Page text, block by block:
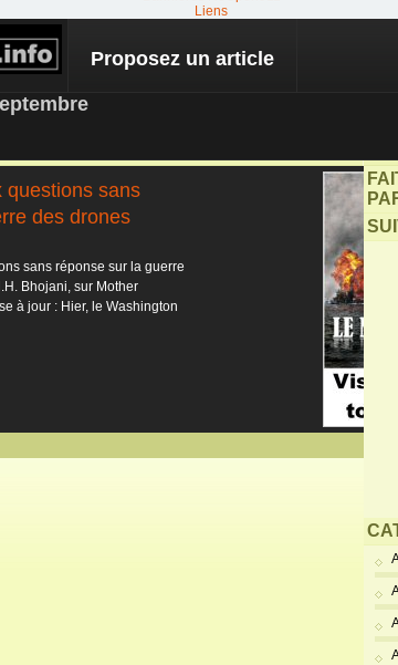
Liens
Proposez un article
questions sans
des drones
sans réponse sur la guerre
Bhojani, sur Mother
à jour : Hier, le Washington